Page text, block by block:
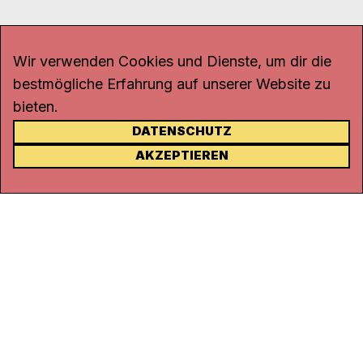
KONTAKT
Rohrerstrasse 20
Wir verwenden Cookies und Dienste, um dir die
bestmögliche Erfahrung auf unserer Website zu
bieten.
DATENSCHUTZ
AKZEPTIEREN